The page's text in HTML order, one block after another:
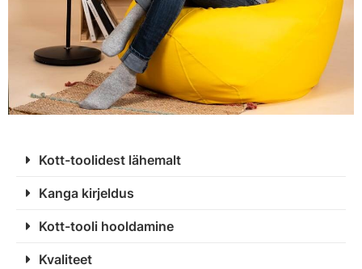
Kott-toolidest lähemalt
Kanga kirjeldus
Kott-tooli hooldamine
Kvaliteet